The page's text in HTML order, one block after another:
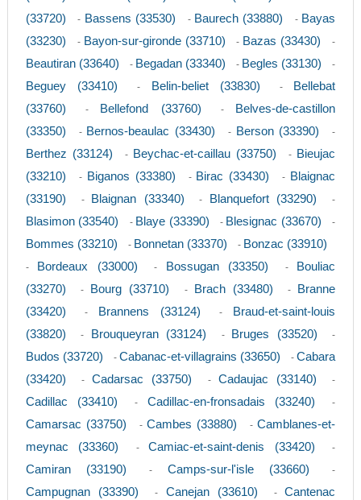
(33720)
- Bassens (33530) - Baurech (33880) - Bayas
(33230)
- Bayon-sur-gironde (33710) - Bazas (33430) -
Beautiran (33640) - Begadan (33340) - Begles (33130) -
Beguey (33410) - Belin-beliet (33830) -
Bellebat
(33760)
- Bellefond (33760) -
Belves-de-castillon
(33350)
- Bernos-beaulac (33430) - Berson (33390) -
Berthez (33124) - Beychac-et-caillau (33750) - Bieujac
(33210)
- Biganos (33380) - Birac (33430) - Blaignac
(33190)
- Blaignan (33340) - Blanquefort (33290) -
Blasimon (33540) - Blaye (33390) - Blesignac (33670) -
Bommes (33210) - Bonnetan (33370) - Bonzac (33910)
- Bordeaux (33000) - Bossugan (33350) -
Bouliac
(33270)
- Bourg (33710) - Brach (33480) -
Branne
(33420)
- Brannens (33124) -
Braud-et-saint-louis
(33820)
- Brouqueyran (33124) - Bruges (33520) -
Budos (33720) - Cabanac-et-villagrains (33650) -Cabara
(33420)
-Cadarsac (33750) - Cadaujac (33140) -
Cadillac (33410) - Cadillac-en-fronsadais (33240) -
Camarsac (33750) -Cambes (33880) -Camblanes-et-
meynac (33360)
-Camiac-et-saint-denis (33420) -
Camiran (33190) - Camps-sur-l'isle (33660) -
Campugnan (33390) - Canejan (33610) -Cantenac